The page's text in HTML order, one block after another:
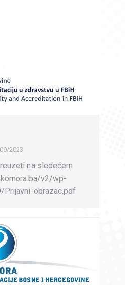
2023
na sledećem
v2/wp-
obrazac.pdf